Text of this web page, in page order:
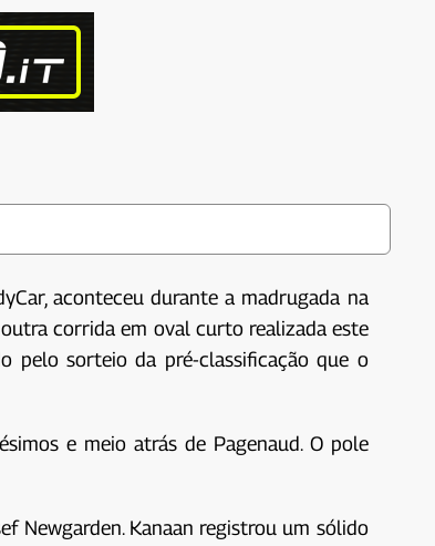
aconteceu durante a madrugada na
corrida em oval curto realizada este
pelo sorteio da pré-classificação que o
e meio atrás de Pagenaud. O pole
Newgarden. Kanaan registrou um sólido